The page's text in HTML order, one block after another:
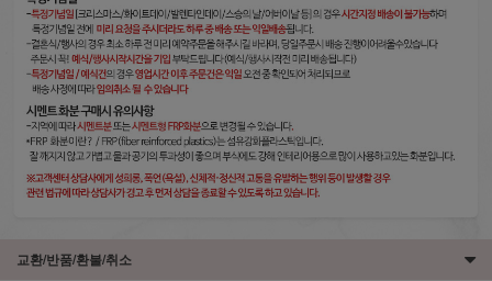
교환/반품/환불/취소